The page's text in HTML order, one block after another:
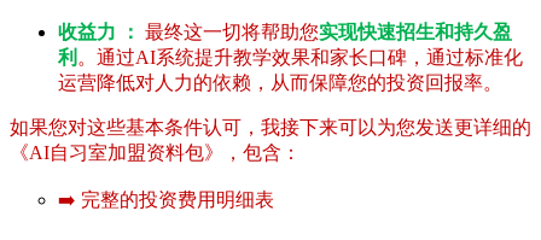
收益力 ： 最终这一切将帮助您实现快速招生和持久盈
利 。通过AI系统提升教学效果和家长口碑，通过标准化
运营降低对人力的依赖，从而保障您的投资回报率。
如果您对这些基本条件认可，我接下来可以为您发送更详细的
《AI自习室加盟资料包》，包含：
➡️ 完整的投资费用明细表